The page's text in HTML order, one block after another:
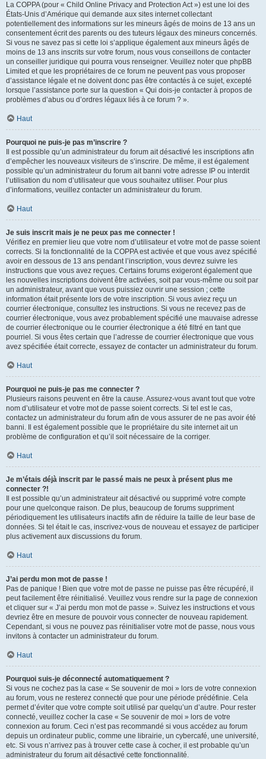
La COPPA (pour « Child Online Privacy and Protection Act ») est une loi des
États-Unis d’Amérique qui demande aux sites internet collectant
potentiellement des informations sur les mineurs âgés de moins de 13 ans un
consentement écrit des parents ou des tuteurs légaux des mineurs concernés.
Si vous ne savez pas si cette loi s’applique également aux mineurs âgés de
moins de 13 ans inscrits sur votre forum, nous vous conseillons de contacter
un conseiller juridique qui pourra vous renseigner. Veuillez noter que phpBB
Limited et que les propriétaires de ce forum ne peuvent pas vous proposer
d’assistance légale et ne doivent donc pas être contactés à ce sujet, excepté
lorsque l’assistance porte sur la question « Qui dois-je contacter à propos de
problèmes d’abus ou d’ordres légaux liés à ce forum ? ».
Haut
Pourquoi ne puis-je pas m’inscrire ?
Il est possible qu’un administrateur du forum ait désactivé les inscriptions afin
d’empêcher les nouveaux visiteurs de s’inscrire. De même, il est également
possible qu’un administrateur du forum ait banni votre adresse IP ou interdit
l’utilisation du nom d’utilisateur que vous souhaitez utiliser. Pour plus
d’informations, veuillez contacter un administrateur du forum.
Haut
Je suis inscrit mais je ne peux pas me connecter !
Vérifiez en premier lieu que votre nom d’utilisateur et votre mot de passe soient
corrects. Si la fonctionnalité de la COPPA est activée et que vous avez spécifié
avoir en dessous de 13 ans pendant l’inscription, vous devrez suivre les
instructions que vous avez reçues. Certains forums exigeront également que
les nouvelles inscriptions doivent être activées, soit par vous-même ou soit par
un administrateur, avant que vous puissiez ouvrir une session ; cette
information était présente lors de votre inscription. Si vous aviez reçu un
courrier électronique, consultez les instructions. Si vous ne recevez pas de
courrier électronique, vous avez probablement spécifié une mauvaise adresse
de courrier électronique ou le courrier électronique a été filtré en tant que
pourriel. Si vous êtes certain que l’adresse de courrier électronique que vous
avez spécifiée était correcte, essayez de contacter un administrateur du forum.
Haut
Pourquoi ne puis-je pas me connecter ?
Plusieurs raisons peuvent en être la cause. Assurez-vous avant tout que votre
nom d’utilisateur et votre mot de passe soient corrects. Si tel est le cas,
contactez un administrateur du forum afin de vous assurer de ne pas avoir été
banni. Il est également possible que le propriétaire du site internet ait un
problème de configuration et qu’il soit nécessaire de la corriger.
Haut
Je m’étais déjà inscrit par le passé mais ne peux à présent plus me
connecter ?!
Il est possible qu’un administrateur ait désactivé ou supprimé votre compte
pour une quelconque raison. De plus, beaucoup de forums suppriment
périodiquement les utilisateurs inactifs afin de réduire la taille de leur base de
données. Si tel était le cas, inscrivez-vous de nouveau et essayez de participer
plus activement aux discussions du forum.
Haut
J’ai perdu mon mot de passe !
Pas de panique ! Bien que votre mot de passe ne puisse pas être récupéré, il
peut facilement être réinitialisé. Veuillez vous rendre sur la page de connexion
et cliquer sur « J’ai perdu mon mot de passe ». Suivez les instructions et vous
devriez être en mesure de pouvoir vous connecter de nouveau rapidement.
Cependant, si vous ne pouvez pas réinitialiser votre mot de passe, nous vous
invitons à contacter un administrateur du forum.
Haut
Pourquoi suis-je déconnecté automatiquement ?
Si vous ne cochez pas la case « Se souvenir de moi » lors de votre connexion
au forum, vous ne resterez connecté que pour une période prédéfinie. Cela
permet d’éviter que votre compte soit utilisé par quelqu’un d’autre. Pour rester
connecté, veuillez cocher la case « Se souvenir de moi » lors de votre
connexion au forum. Ceci n’est pas recommandé si vous accédez au forum
depuis un ordinateur public, comme une librairie, un cybercafé, une université,
etc. Si vous n’arrivez pas à trouver cette case à cocher, il est probable qu’un
administrateur du forum ait désactivé cette fonctionnalité.